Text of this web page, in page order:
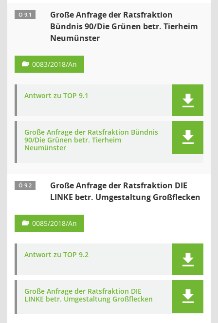
Ö 9.1
Große Anfrage der Ratsfraktion
Bündnis 90/Die Grünen betr. Tierheim
Neumünster
0083/2018/An
Antwort zu TOP 9.1
Große Anfrage der Ratsfraktion Bündnis
90/Die Grünen betr. Tierheim
Neumünster
Ö 9.2
Große Anfrage der Ratsfraktion DIE
LINKE betr. Umgestaltung Großflecken
0085/2018/An
Antwort zu TOP 9.2
Große Anfrage der Ratsfraktion DIE
LINKE betr. Umgestaltung Großflecken